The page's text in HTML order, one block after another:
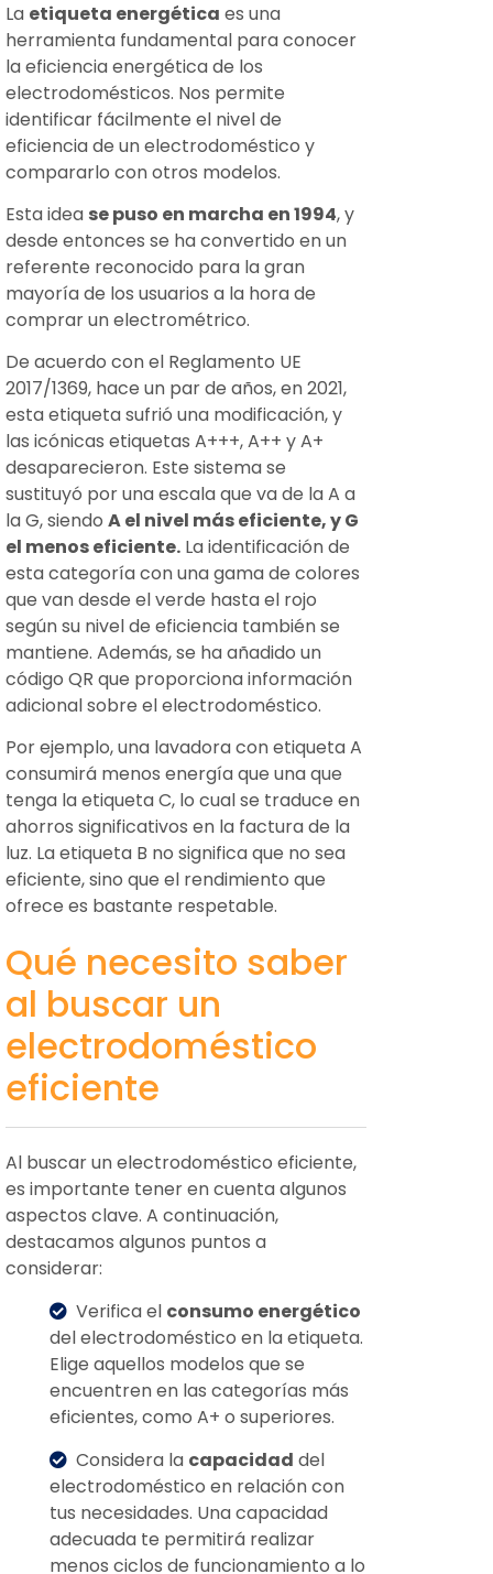
La etiqueta energética es una
herramienta fundamental para conocer
la eficiencia energética de los
electrodomésticos. Nos permite
identificar fácilmente el nivel de
eficiencia de un electrodoméstico y
compararlo con otros modelos.
Esta idea se puso en marcha en 1994, y
desde entonces se ha convertido en un
referente reconocido para la gran
mayoría de los usuarios a la hora de
comprar un electrométrico.
De acuerdo con el Reglamento UE
2017/1369, hace un par de años, en 2021,
esta etiqueta sufrió una modificación, y
las icónicas etiquetas A+++, A++ y A+
desaparecieron. Este sistema se
sustituyó por una escala que va de la A a
la G, siendo A el nivel más eficiente, y G
el menos eficiente. La identificación de
esta categoría con una gama de colores
que van desde el verde hasta el rojo
según su nivel de eficiencia también se
mantiene. Además, se ha añadido un
código QR que proporciona información
adicional sobre el electrodoméstico.
Por ejemplo, una lavadora con etiqueta A
consumirá menos energía que una que
tenga la etiqueta C, lo cual se traduce en
ahorros significativos en la factura de la
luz. La etiqueta B no significa que no sea
eficiente, sino que el rendimiento que
ofrece es bastante respetable.
Qué necesito saber
al buscar un
electrodoméstico
eficiente
Al buscar un electrodoméstico eficiente,
es importante tener en cuenta algunos
aspectos clave. A continuación,
destacamos algunos puntos a
considerar:
Verifica el consumo energético
del electrodoméstico en la etiqueta.
Elige aquellos modelos que se
encuentren en las categorías más
eficientes, como A+ o superiores.
Considera la capacidad del
electrodoméstico en relación con
tus necesidades. Una capacidad
adecuada te permitirá realizar
menos ciclos de funcionamiento a lo